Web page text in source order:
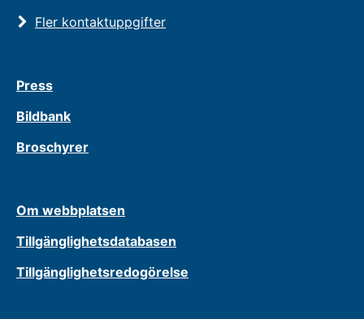
Fler kontaktuppgifter
Press
Bildbank
Broschyrer
Om webbplatsen
Tillgänglighetsdatabasen
Tillgänglighetsredogörelse